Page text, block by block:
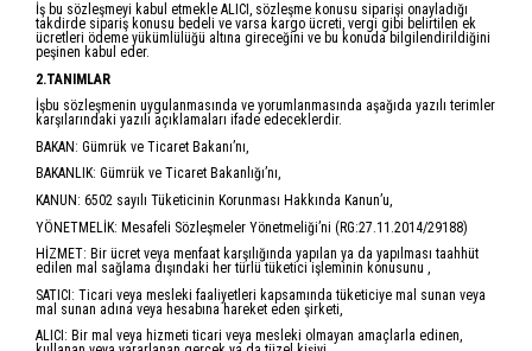
İş bu sözleşmeyi kabul etmekle ALICI, sözleşme konusu siparişi onayladığı
takdirde sipariş konusu bedeli ve varsa kargo ücreti, vergi gibi belirtilen ek
ücretleri ödeme yükümlülüğü altına gireceğini ve bu konuda bilgilendirildiğini
peşinen kabul eder.
2.TANIMLAR
İşbu sözleşmenin uygulanmasında ve yorumlanmasında aşağıda yazılı terimler
karşılarındaki yazılı açıklamaları ifade edeceklerdir.
BAKAN: Gümrük ve Ticaret Bakanı’nı,
BAKANLIK: Gümrük ve Ticaret Bakanlığı’nı,
KANUN: 6502 sayılı Tüketicinin Korunması Hakkında Kanun’u,
YÖNETMELİK: Mesafeli Sözleşmeler Yönetmeliği’ni (RG:27.11.2014/29188)
HİZMET: Bir ücret veya menfaat karşılığında yapılan ya da yapılması taahhüt
edilen mal sağlama dışındaki her türlü tüketici işleminin konusunu ,
SATICI: Ticari veya mesleki faaliyetleri kapsamında tüketiciye mal sunan veya
mal sunan adına veya hesabına hareket eden şirketi,
ALICI: Bir mal veya hizmeti ticari veya mesleki olmayan amaçlarla edinen,